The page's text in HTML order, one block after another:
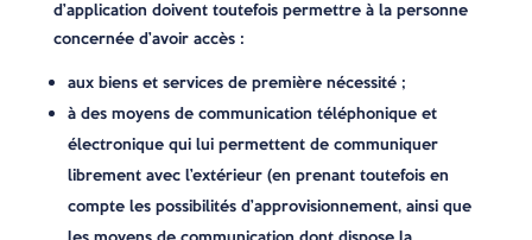
d’application doivent toutefois permettre à la personne
concernée d’avoir accès :
aux biens et services de première nécessité ;
à des moyens de communication téléphonique et
électronique qui lui permettent de communiquer
librement avec l’extérieur (en prenant toutefois en
compte les possibilités d’approvisionnement, ainsi que